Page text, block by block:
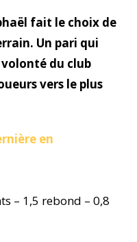
fait le choix de
Un pari qui
du club
vers le plus
en
– 1,5 rebond – 0,8